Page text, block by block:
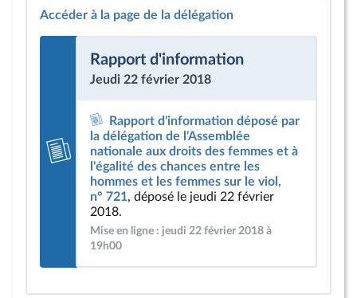
Accéder à la page de la délégation
Rapport d'information
Jeudi 22 février 2018
Rapport d'information déposé par
la délégation de l'Assemblée
nationale aux droits des femmes et à
l'égalité des chances entre les
hommes et les femmes sur le viol,
n° 721, déposé le jeudi 22 février
2018.
Mise en ligne : jeudi 22 février 2018 à
19h00